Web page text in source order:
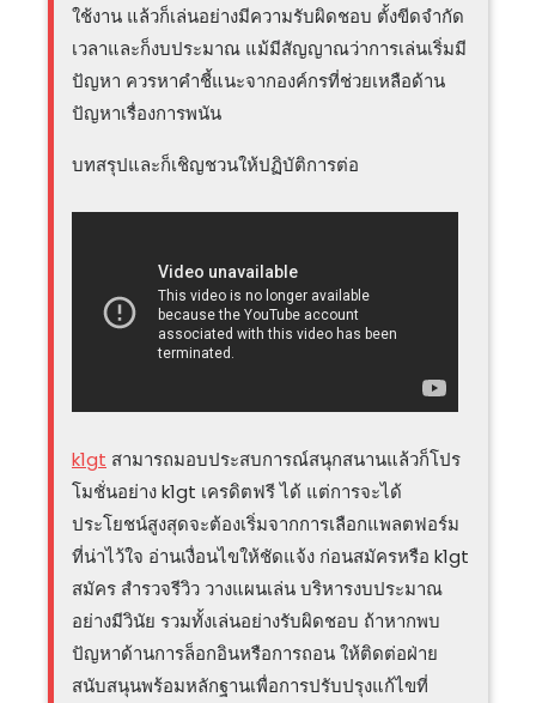
ใช้งาน แล้วก็เล่นอย่างมีความรับผิดชอบ ตั้งขีดจำกัด
เวลาและก็งบประมาณ แม้มีสัญญาณว่าการเล่นเริ่มมี
ปัญหา ควรหาคำชี้แนะจากองค์กรที่ช่วยเหลือด้าน
ปัญหาเรื่องการพนัน
บทสรุปและก็เชิญชวนให้ปฏิบัติการต่อ
k1gt สามารถมอบประสบการณ์สนุกสนานแล้วก็โปร
โมชั่นอย่าง k1gt เครดิตฟรี ได้ แต่การจะได้
ประโยชน์สูงสุดจะต้องเริ่มจากการเลือกแพลตฟอร์ม
ที่น่าไว้ใจ อ่านเงื่อนไขให้ชัดแจ้ง ก่อนสมัครหรือ k1gt
สมัคร สำรวจรีวิว วางแผนเล่น บริหารงบประมาณ
อย่างมีวินัย รวมทั้งเล่นอย่างรับผิดชอบ ถ้าหากพบ
ปัญหาด้านการล็อกอินหรือการถอน ให้ติดต่อฝ่าย
สนับสนุนพร้อมหลักฐานเพื่อการปรับปรุงแก้ไขที่